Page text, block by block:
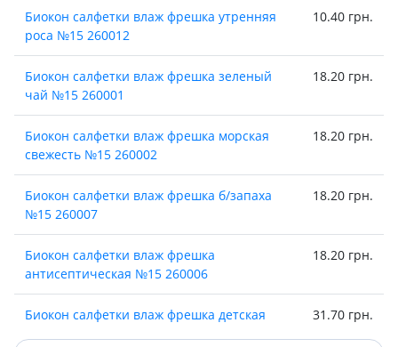
Биокон салфетки влаж фрешка утренняя
роса №15 260012
10.40 грн.
Биокон салфетки влаж фрешка зеленый
чай №15 260001
18.20 грн.
Биокон салфетки влаж фрешка морская
свежесть №15 260002
18.20 грн.
Биокон салфетки влаж фрешка б/запаха
№15 260007
18.20 грн.
Биокон салфетки влаж фрешка
антисептическая №15 260006
18.20 грн.
Биокон салфетки влаж фрешка детская
31.70 грн.